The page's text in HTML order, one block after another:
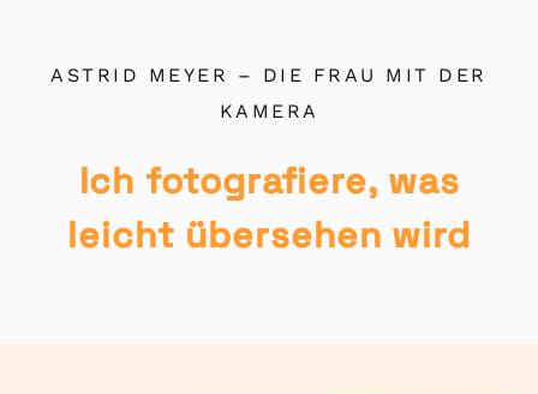
springen
ASTRID MEYER – DIE FRAU MIT DER
KAMERA
Ich fotografiere, was
leicht übersehen wird